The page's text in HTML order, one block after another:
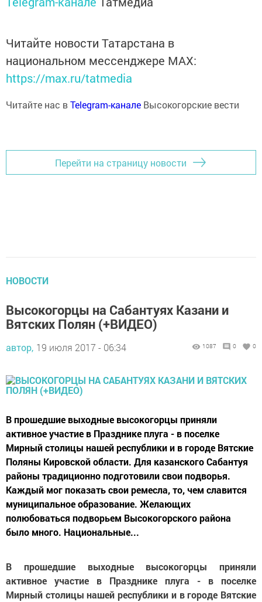
Читайте новости Татарстана в
национальном мессенджере MАХ:
https://max.ru/tatmedia
Читайте нас вTelegram-канале Высокогорские вести
Перейти на страницу новости
НОВОСТИ
Высокогорцы на Сабантуях Казани и
Вятских Полян (+ВИДЕО)
автор, 19 июля 2017 - 06:34 1087 0 0
В прошедшие выходные высокогорцы приняли
активное участие в Празднике плуга - в поселке
Мирный столицы нашей республики и в городе Вятские
Поляны Кировской области. Для казанского Сабантуя
районы традиционно подготовили свои подворья.
Каждый мог показать свои ремесла, то, чем славится
муниципальное образование. Желающих
полюбоваться подворьем Высокогорского района
было много. Национальные...
В прошедшие выходные высокогорцы приняли
активное участие в Празднике плуга - в поселке
Мирный столицы нашей республики и в городе Вятские